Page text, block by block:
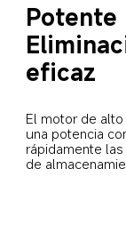
Potente
eficaz
El motor de
una potencia
rápidamente
de